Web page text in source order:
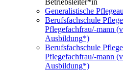
Generalistische
Berufsfachschule
Pflegefachfrau/-mann
Ausbildung*)
Berufsfachschule
Pflegefachfrau/-mann
Ausbildung*)